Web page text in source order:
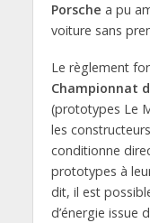
Porsche a pu
voiture sans
Le règlement
Championnat
(prototypes Le
les
conditionne
prototypes à
dit, il est
d’énergie issue